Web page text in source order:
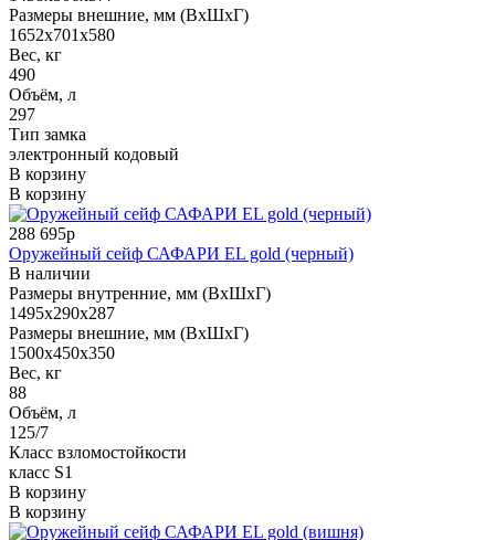
Размеры внешние, мм (ВхШхГ)
1652x701x580
Вес, кг
490
Объём, л
297
Тип замка
электронный кодовый
В корзину
В корзину
288 695р
Оружейный сейф САФАРИ EL gold (черный)
В наличии
Размеры внутренние, мм (ВхШхГ)
1495x290x287
Размеры внешние, мм (ВхШхГ)
1500x450x350
Вес, кг
88
Объём, л
125/7
Класс взломостойкости
класс S1
В корзину
В корзину